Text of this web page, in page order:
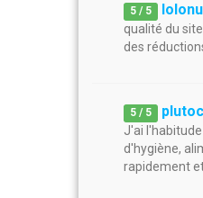
5 / 5
qualité du
des
5 / 5
J'ai
d'hygiène,
rapidement